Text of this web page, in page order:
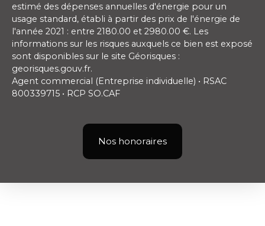
estimé des dépenses annuelles d'énergie pour un
usage standard, établi à partir des prix de l'énergie de
l'année 2021 : entre 2180.00 et 2980.00 €. Les
informations sur les risques auxquels ce bien est exposé
sont disponibles sur le site Géorisques :
georisques.gouv.fr.
Agent commercial (Entreprise individuelle) • RSAC
800339715 • RCP SO.CAF
Nos honoraires